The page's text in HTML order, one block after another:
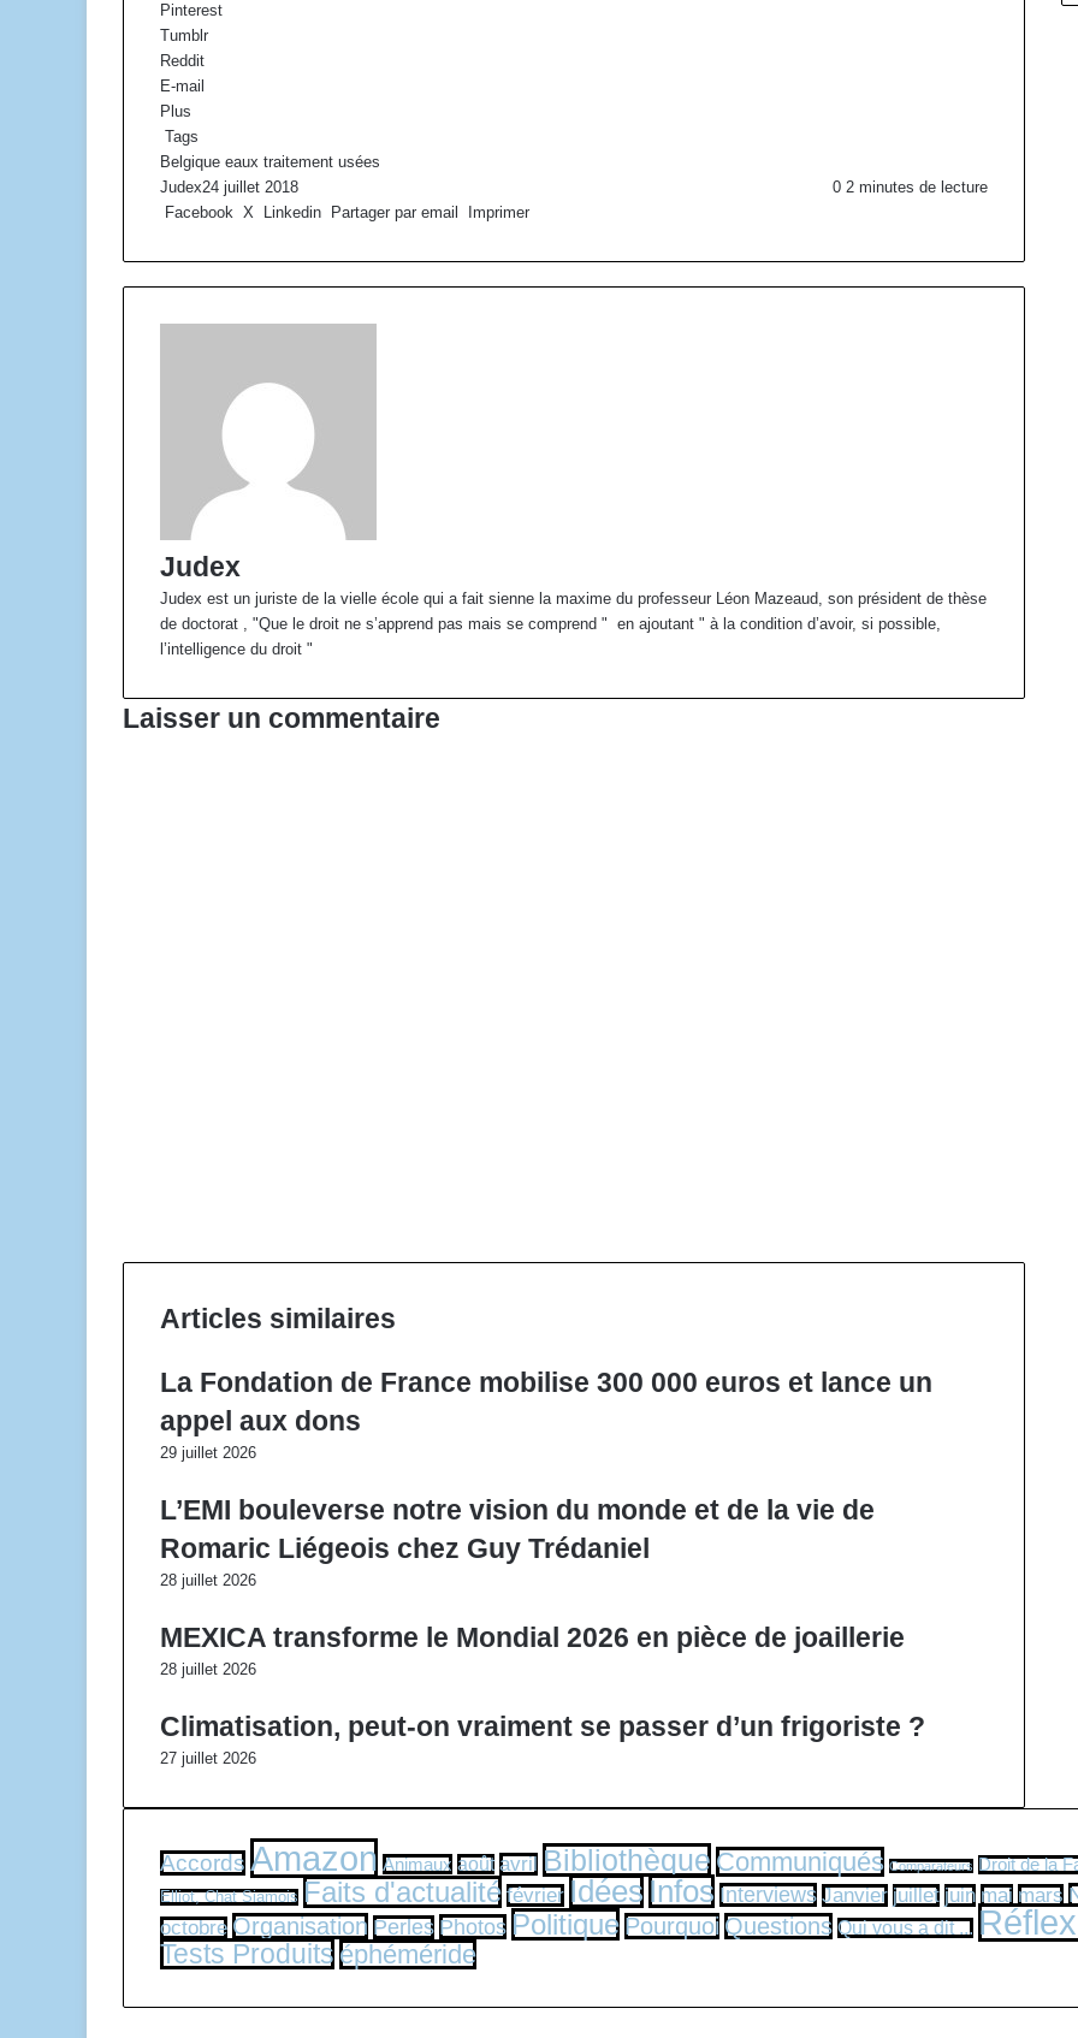
Pinterest
Tumblr
Reddit
E-mail
Plus
Tags
Belgique eaux traitement usées
Judex24 juillet 2018 0 2 minutes de lecture
Facebook X Linkedin Partager par email Imprimer
Judex
Judex est un juriste de la vielle école qui a fait sienne la maxime du professeur Léon Mazeaud, son président de thèse
de doctorat , "Que le droit ne s’apprend pas mais se comprend " en ajoutant " à la condition d’avoir, si possible,
l’intelligence du droit "
Laisser un commentaire
Articles similaires
La Fondation de France mobilise 300 000 euros et lance un
appel aux dons
29 juillet 2026
L’EMI bouleverse notre vision du monde et de la vie de
Romaric Liégeois chez Guy Trédaniel
28 juillet 2026
MEXICA transforme le Mondial 2026 en pièce de joaillerie
28 juillet 2026
Climatisation, peut-on vraiment se passer d’un frigoriste ?
27 juillet 2026
Accords Amazon Animaux août avril Bibliothèque Communiqués Comparateurs Droit de la
Elliot, Chat Siamois Faits d'actualité février Idées Infos Interviews Janvier juillet juin mai mars
octobre Organisation Perles Photos Politique Pourquoi Questions Qui vous a dit ...
Tests Produits éphéméride